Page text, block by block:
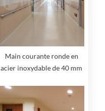
Main courante ronde en
acier inoxydable de 40 mm